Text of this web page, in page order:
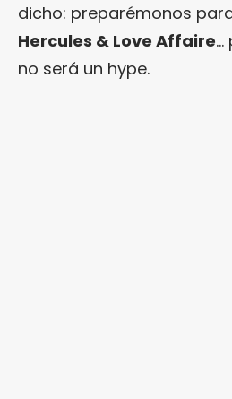
dicho: preparémonos
Hercules & Love Affaire…
no será un hype.